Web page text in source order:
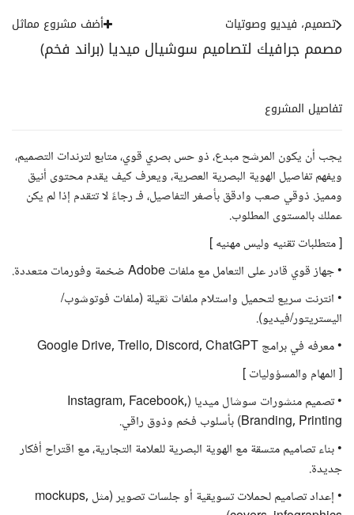
مصمم جرافيك لتصاميم سوشيال ميديا (براند فخم)
تصميم، فيديو وصوتيات أضف مشروع مماثل
تفاصيل المشروع
يجب أن يكون المرشح مبدع، ذو حس بصري قوي، متابع لترندات التصميم،
ويفهم تفاصيل الهوية البصرية العصرية، ويعرف كيف يقدم محتوى أنيق
ومميز. ذوقي صعب وادقق بأصغر التفاصيل، فـ رجاءً لا تتقدم إذا لم يكن
عملك بالمستوى المطلوب.
[ متطلبات تقنيه وليس مهنيه ]
• جهاز قوي قادر على التعامل مع ملفات Adobe ضخمة وفورمات متعددة.
• انترنت سريع لتحميل واستلام ملفات ثقيلة (ملفات فوتوشوب/
اليستريتور/فيديو).
• معرفه في برامج Google Drive, Trello, Discord, ChatGPT
[ المهام والمسؤوليات ]
• تصميم منشورات سوشال ميديا (Instagram, Facebook,
Branding, Printing) بأسلوب فخم وذوق راقي.
• بناء تصاميم متسقة مع الهوية البصرية للعلامة التجارية، مع اقتراح أفكار
جديدة.
• إعداد تصاميم لحملات تسويقية أو جلسات تصوير (مثل mockups,